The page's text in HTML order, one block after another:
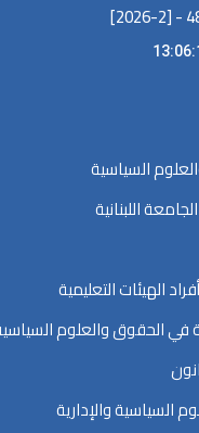
السياسية
اللبنانية
الهيئات التعليمية
الحقوق والعلوم
السياسية والإدارية